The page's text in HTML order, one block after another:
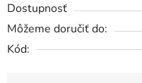
Dostupnosť
Môžeme doručiť do:
Kód: